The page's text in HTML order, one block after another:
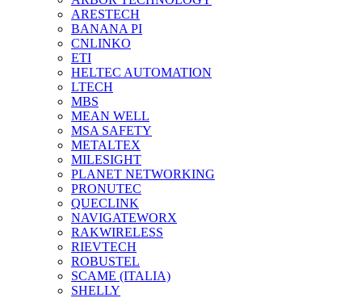
ARESTECH
BANANA PI
CNLINKO
ETI
HELTEC AUTOMATION
LTECH
MBS
MEAN WELL
MSA SAFETY
METALTEX
MILESIGHT
PLANET NETWORKING
PRONUTEC
QUECLINK
NAVIGATEWORX
RAKWIRELESS
RIEVTECH
ROBUSTEL
SCAME (ITALIA)
SHELLY